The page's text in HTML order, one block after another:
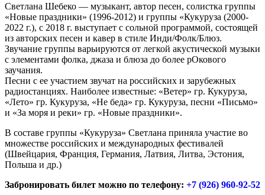
Светлана Шебеко — музыкант, автор песен, солистка группы
«Новые праздники» (1996-2012) и группы «Кукуруза (2000-
2022 г.), с 2018 г. выступает с сольной программой, состоящей
из авторских песен и кавер в стиле Инди/Фолк/Блюз.
Звучание группы варьируются от легкой акустической музыки
с элементами фолка, джаза и блюза до более рОкового
заучания.
Песни с ее участием звучат на российских и зарубежных
радиостанциях. Наиболее известные: «Ветер» гр. Кукуруза,
«Лето» гр. Кукуруза, «Не беда» гр. Кукуруза, песни «Письмо»
и «За моря и реки» гр. «Новые праздники».
В составе группы «Кукуруза» Светлана приняла участие во
множестве российских и международных фестивалей
(Швейцария, Франция, Германия, Латвия, Литва, Эстония,
Польша и др.)
Забронировать билет можно по телефону: +7 (926) 960-92-52